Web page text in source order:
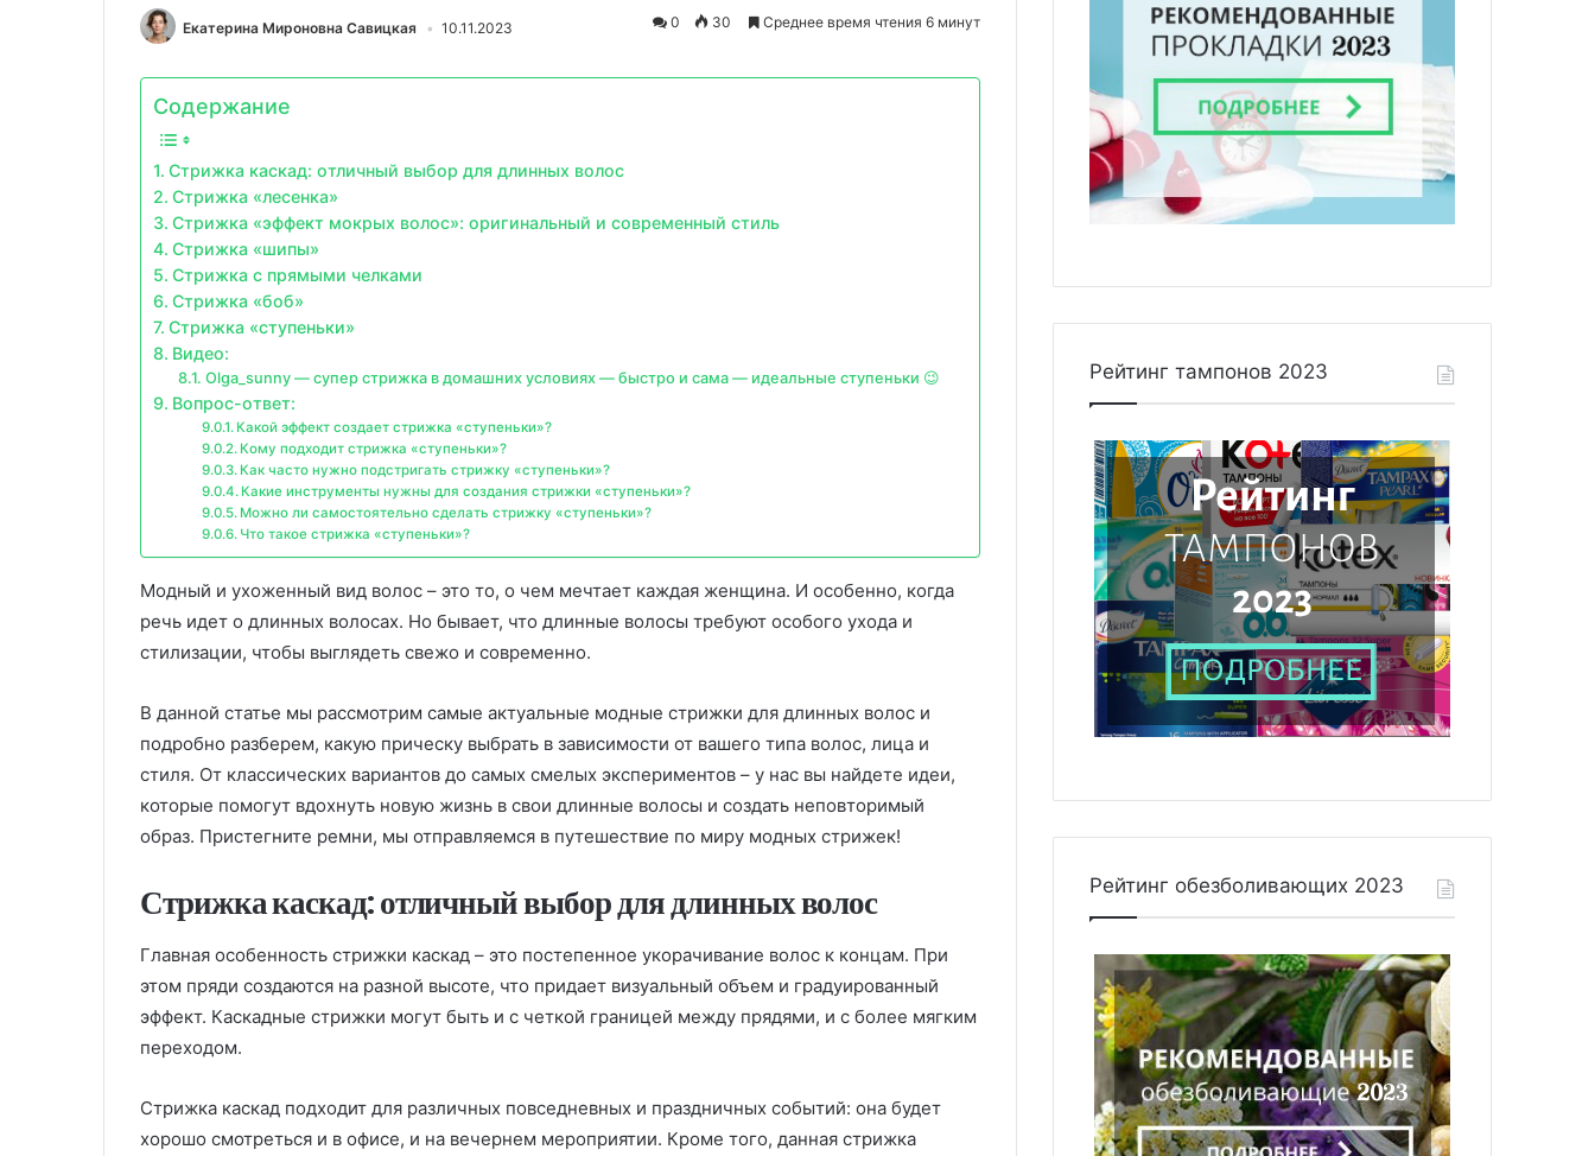
Екатерина Мироновна Савицкая 10.11.2023 0 30 Среднее время чтения 6 минут
Содержание
Стрижка каскад: отличный выбор для длинных волос
Стрижка «лесенка»
Стрижка «эффект мокрых волос»: оригинальный и современный стиль
Стрижка «шипы»
Стрижка с прямыми челками
Стрижка «боб»
Стрижка «ступеньки»
Видео:
Olga_sunny — супер стрижка в домашних условиях — быстро и сама — идеальные ступеньки 😉
Вопрос-ответ:
Какой эффект создает стрижка «ступеньки»?
Кому подходит стрижка «ступеньки»?
Как часто нужно подстригать стрижку «ступеньки»?
Какие инструменты нужны для создания стрижки «ступеньки»?
Можно ли самостоятельно сделать стрижку «ступеньки»?
Что такое стрижка «ступеньки»?
Модный и ухоженный вид волос – это то, о чем мечтает каждая женщина. И особенно, когда
речь идет о длинных волосах. Но бывает, что длинные волосы требуют особого ухода и
стилизации, чтобы выглядеть свежо и современно.
В данной статье мы рассмотрим самые актуальные модные стрижки для длинных волос и
подробно разберем, какую прическу выбрать в зависимости от вашего типа волос, лица и
стиля. От классических вариантов до самых смелых экспериментов – у нас вы найдете идеи,
которые помогут вдохнуть новую жизнь в свои длинные волосы и создать неповторимый
образ. Пристегните ремни, мы отправляемся в путешествие по миру модных стрижек!
Стрижка каскад: отличный выбор для длинных волос
Главная особенность стрижки каскад – это постепенное укорачивание волос к концам. При
этом пряди создаются на разной высоте, что придает визуальный объем и градуированный
эффект. Каскадные стрижки могут быть и с четкой границей между прядями, и с более мягким
переходом.
Стрижка каскад подходит для различных повседневных и праздничных событий: она будет
хорошо смотреться и в офисе, и на вечернем мероприятии. Кроме того, данная стрижка
Рейтинг тампонов 2023
Рейтинг обезболивающих 2023